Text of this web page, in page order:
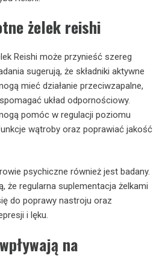
żelek reishi
Reishi może przynieść szereg
sugerują, że składniki aktywne
mieć działanie przeciwzapalne,
układ odpornościowy.
pomóc w regulacji poziomu
wątroby oraz poprawiać jakość
psychiczne również jest badany.
że regularna suplementacja żelkami
do poprawy nastroju oraz
i lęku.
na